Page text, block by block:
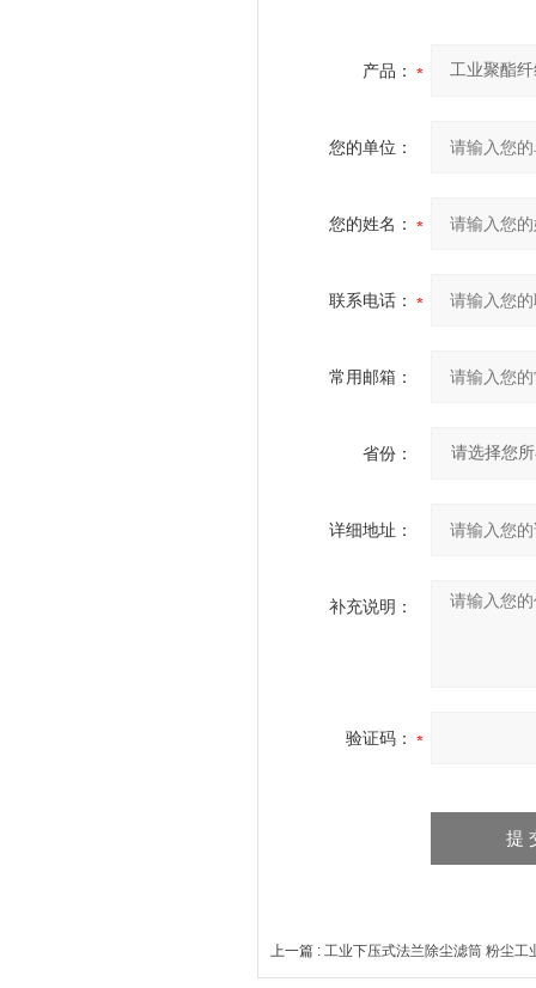
产品：
您的单位：
您的姓名：
联系电话：
常用邮箱：
省份：
详细地址：
补充说明：
验证码：
上一篇 : 工业下压式法兰除尘滤筒 粉尘工